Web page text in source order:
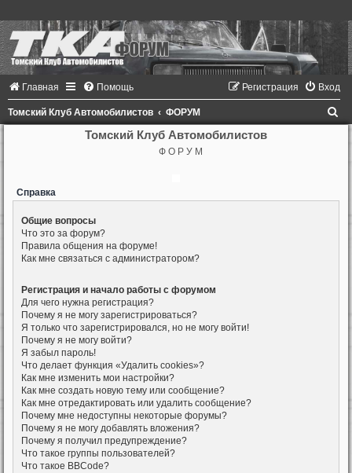
Главная Помощь Вход
Регистрация
Томский Клуб Автомобилистов ФОРУМ
Томский Клуб Автомобилистов
Ф О Р У М
Справка
Общие вопросы
Что это за форум?
Правила общения на форуме!
Как мне связаться с администратором?
Регистрация и начало работы с форумом
Для чего нужна регистрация?
Почему я не могу зарегистрироваться?
Я только что зарегистрировался, но не могу войти!
Почему я не могу войти?
Я забыл пароль!
Что делает функция «Удалить cookies»?
Как мне изменить мои настройки?
Как мне создать новую тему или сообщение?
Как мне отредактировать или удалить сообщение?
Почему мне недоступны некоторые форумы?
Почему я не могу добавлять вложения?
Почему я получил предупреждение?
Что такое группы пользователей?
Что такое BBCode?